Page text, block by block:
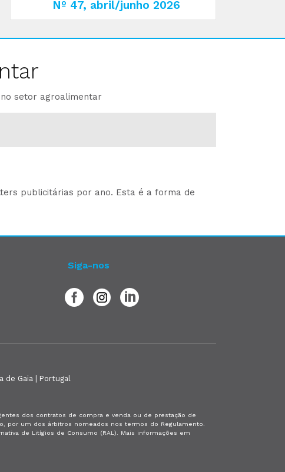
Nº 47, abril/junho 2026
setor agroalimentar
publicitárias por ano. Esta é a forma de
Siga-nos
de Gaia | Portugal
dos contratos de compra e venda ou de prestação de
por um dos árbitros nomeados nos termos do Regulamento.
de Litígios de Consumo (RAL). Mais informações em